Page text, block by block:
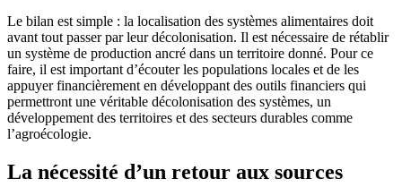
Le bilan est simple : la localisation des systèmes alimentaires doit
avant tout passer par leur décolonisation. Il est nécessaire de rétablir
un système de production ancré dans un territoire donné. Pour ce
faire, il est important d’écouter les populations locales et de les
appuyer financièrement en développant des outils financiers qui
permettront une véritable décolonisation des systèmes, un
développement des territoires et des secteurs durables comme
l’agroécologie.
La nécessité d’un retour aux sources